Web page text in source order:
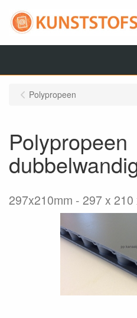
Polypropeen
Polypropeen
297x210mm 297 x 210